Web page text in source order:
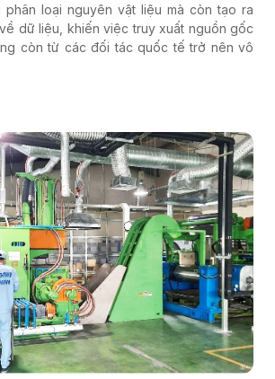
loại nguyên vật liệu mà còn tạo ra
về dữ liệu, khiến việc truy xuất nguồn gốc
còn từ các đối tác quốc tế trở nên vô